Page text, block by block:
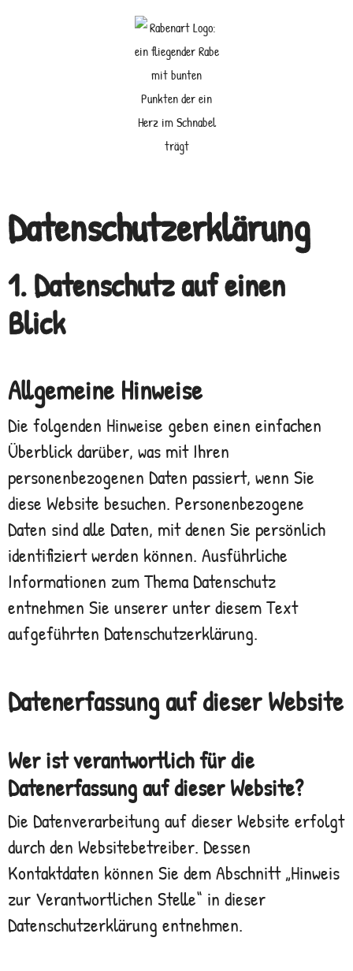
Datenschutzerklärung
1. Datenschutz auf einen
Blick
Allgemeine Hinweise
Die folgenden Hinweise geben einen einfachen
Überblick darüber, was mit Ihren
personenbezogenen Daten passiert, wenn Sie
diese Website besuchen. Personenbezogene
Daten sind alle Daten, mit denen Sie persönlich
identifiziert werden können. Ausführliche
Informationen zum Thema Datenschutz
entnehmen Sie unserer unter diesem Text
aufgeführten Datenschutzerklärung.
Datenerfassung auf dieser Website
Wer ist verantwortlich für die
Datenerfassung auf dieser Website?
Die Datenverarbeitung auf dieser Website erfolgt
durch den Websitebetreiber. Dessen
Kontaktdaten können Sie dem Abschnitt „Hinweis
zur Verantwortlichen Stelle“ in dieser
Datenschutzerklärung entnehmen.